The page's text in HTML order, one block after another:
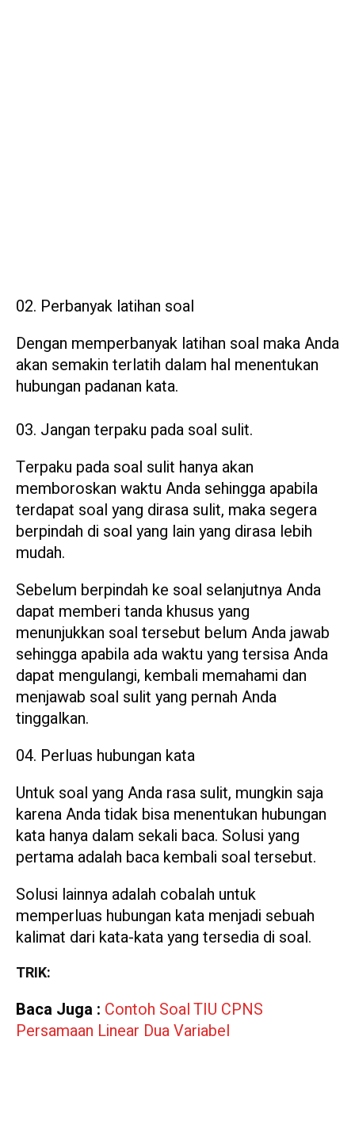
Perbanyak latihan soal
Dengan memperbanyak latihan soal maka Anda
akan semakin terlatih dalam hal menentukan
hubungan padanan kata.
Jangan terpaku pada soal sulit.
Terpaku pada soal sulit hanya akan
memboroskan waktu Anda sehingga apabila
terdapat soal yang dirasa sulit, maka segera
berpindah di soal yang lain yang dirasa lebih
mudah.
Sebelum berpindah ke soal selanjutnya Anda
dapat memberi tanda khusus yang
menunjukkan soal tersebut belum Anda jawab
sehingga apabila ada waktu yang tersisa Anda
dapat mengulangi, kembali memahami dan
menjawab soal sulit yang pernah Anda
tinggalkan.
Perluas hubungan kata
Untuk soal yang Anda rasa sulit, mungkin saja
karena Anda tidak bisa menentukan hubungan
kata hanya dalam sekali baca. Solusi yang
pertama adalah baca kembali soal tersebut.
Solusi lainnya adalah cobalah untuk
memperluas hubungan kata menjadi sebuah
kalimat dari kata-kata yang tersedia di soal.
TRIK:
Baca Juga : Contoh Soal TIU CPNS
Persamaan Linear Dua Variabel